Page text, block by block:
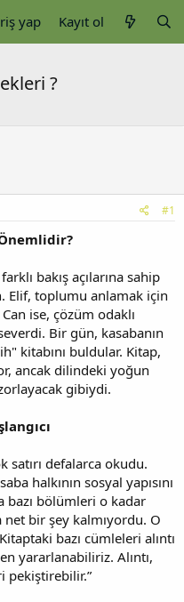
yap Kayıt ol
?
#1
bakış açılarına sahip
Elif, toplumu anlamak için
ise, çözüm odaklı
Bir gün, kasabanın
kitabını buldular. Kitap,
ancak dilindeki yoğun
gibiydi.
satırı defalarca okudu.
halkının sosyal yapısını
bazı bölümleri o kadar
net bir şey kalmıyordu. O
bazı cümleleri alıntı
yararlanabiliriz. Alıntı,
pekiştirebilir.”